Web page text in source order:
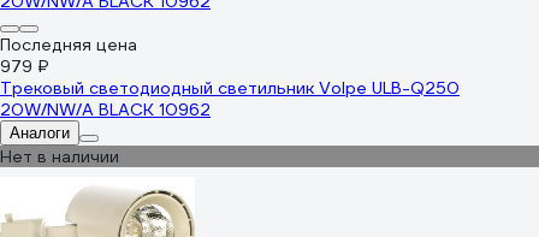
Последняя цена
979 ₽
Трековый светодиодный светильник Volpe ULB-Q250
20W/NW/A BLACK 10962
Аналоги
Нет в наличии